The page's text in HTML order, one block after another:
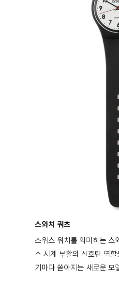
스와치 쿼츠
스위스 워치를 의미하는 스
스 시계 부활의 신호탄 역
기마다 쏟아지는 새로운 모